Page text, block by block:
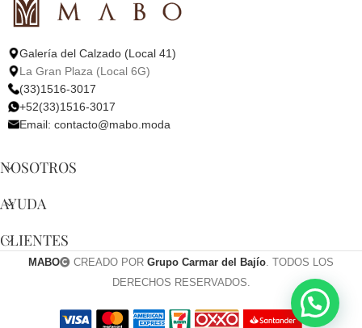
Galería del Calzado (Local 41)
La Gran Plaza (Local 6G)
(33)1516-3017
+52(33)1516-3017
Email: contacto@mabo.moda
NOSOTROS
AYUDA
CLIENTES
MABO CREADO POR Grupo Carmar del Bajío. TODOS LOS
DERECHOS RESERVADOS.